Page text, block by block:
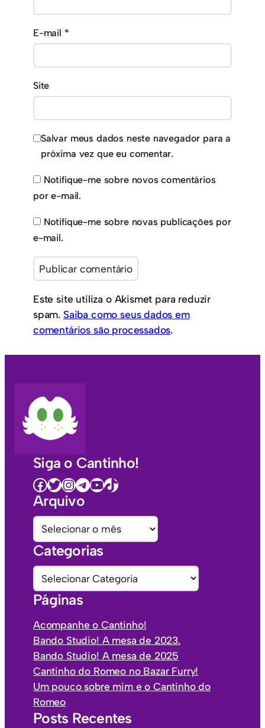
E-mail *
Site
Salvar meus dados neste navegador para a
próxima vez que eu comentar.
Notifique-me sobre novos comentários
por e-mail.
Notifique-me sobre novas publicações por
e-mail.
Este site utiliza o Akismet para reduzir
spam. Saiba como seus dados em
comentários são processados.
Siga o Cantinho!
Facebook Twitter InstagramTelegramYoutube TikTok
Arquivo
A
r
q
u
v
s
Categorias
C
a
t
e
g
o
i
a
s
Páginas
Acompanhe o Cantinho!
Bando Studio! A mesa de 2023.
Bando Studio! A mesa de 2025
Cantinho do Romeo no Bazar Furry!
Um pouco sobre mim e o Cantinho do
Romeo
Posts Recentes